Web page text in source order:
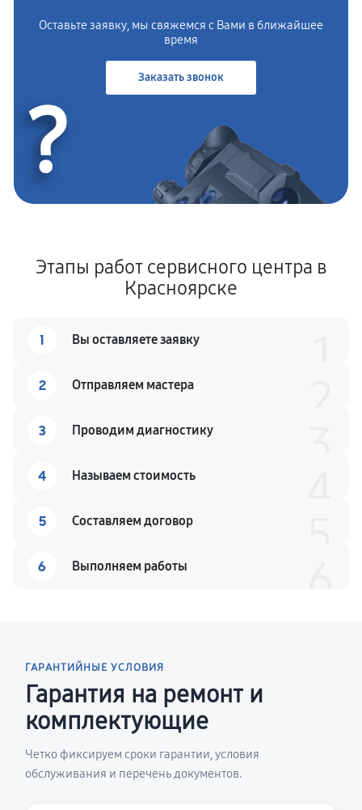
Оставьте заявку, мы свяжемся с Вами в ближайшее
время
Заказать звонок
?
Этапы работ сервисного центра в
Красноярске
1 Вы оставляете заявку
2 Отправляем мастера
3 Проводим диагностику
4 Называем стоимость
5 Составляем договор
6 Выполняем работы
ГАРАНТИЙНЫЕ УСЛОВИЯ
Гарантия на ремонт и
комплектующие
Четко фиксируем сроки гарантии, условия
обслуживания и перечень документов.